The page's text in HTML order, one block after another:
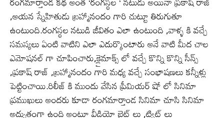
,అయన స్నేహితుడు బ్రహ్మానందం గారి చుట్టూ తిరుగుతూ
ఉంటుంది.రంగస్థల నటుడి జీవితం ఎలా ఉంటుంది ,వాళ్ళ కి వచ్చే
సమస్యలు ఏంటి వాటిని ఎలా ఎదుర్కొంటారు అనే వాటి మీద చాల
ఎమోషనల్ గా చూపించారు,క్లైమాక్స్ లో వచ్చే కొన్ని కొన్ని సీన్స్
,ప్రకాష్ రాజ్ ,బ్రహ్మానందం గారి మధ్య వచ్చే సంభాషణలు కన్నీళ్లు
పెట్టించాయి.రిలీజ్ కి ముందు వేసిన ప్రీమియర్ షో లో సినిమా
ప్రముఖులు అందరు కూడా రంగమార్తాండ సినిమా చూసి సినిమా
అద్భుతంగా ఉంది అంటూ వీడియో బైట్ లు ,ట్విట్ లు